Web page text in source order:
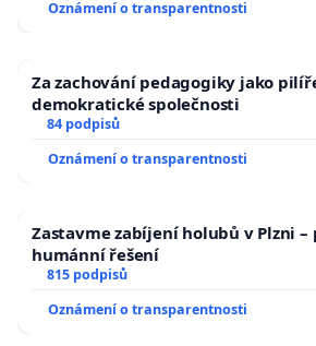
Oznámení o transparentnosti
Za zachování pedagogiky jako
demokratické společnosti
84 podpisů
Oznámení o transparentnosti
Zastavme zabíjení holubů v Plzni –
humánní řešení
815 podpisů
Oznámení o transparentnosti